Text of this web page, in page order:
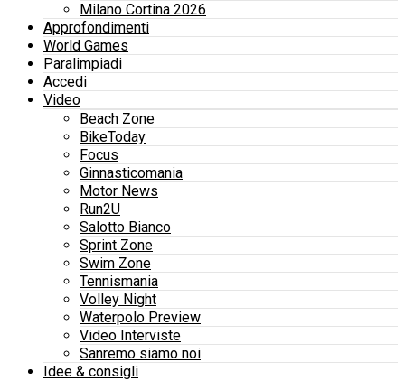
Milano Cortina 2026
Approfondimenti
World Games
Paralimpiadi
Accedi
Video
Beach Zone
BikeToday
Focus
Ginnasticomania
Motor News
Run2U
Salotto Bianco
Sprint Zone
Swim Zone
Tennismania
Volley Night
Waterpolo Preview
Video Interviste
Sanremo siamo noi
Idee & consigli